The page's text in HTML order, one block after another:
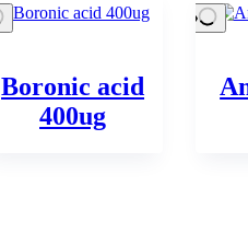
Boronic acid
400ug